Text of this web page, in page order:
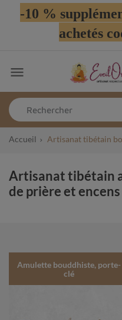
-10 %
achetés

Accueil Artisanat tibétain
Artisanat tibétain
de prière et
Amulette bouddhiste, porte-
clé